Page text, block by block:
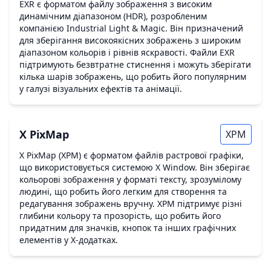
EXR є форматом файлу зображення з високим
динамічним діапазоном (HDR), розробленим
компанією Industrial Light & Magic. Він призначений
для зберігання високоякісних зображень з широким
діапазоном кольорів і рівнів яскравості. Файли EXR
підтримують безвтратне стиснення і можуть зберігати
кілька шарів зображень, що робить його популярним
у галузі візуальних ефектів та анімації.
X PixMap XPM
X PixMap (XPM) є форматом файлів растрової графіки,
що використовується системою X Window. Він зберігає
кольорові зображення у форматі тексту, зрозумілому
людині, що робить його легким для створення та
редагування зображень вручну. XPM підтримує різні
глибини кольору та прозорість, що робить його
придатним для значків, кнопок та інших графічних
елементів у X-додатках.